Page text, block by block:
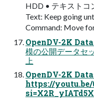
HDD • テキストコ
Text: Keep going
Command: Move
OpenDV-2K
模の公開データセ
上
OpenDV-2K
https://youtu.be/